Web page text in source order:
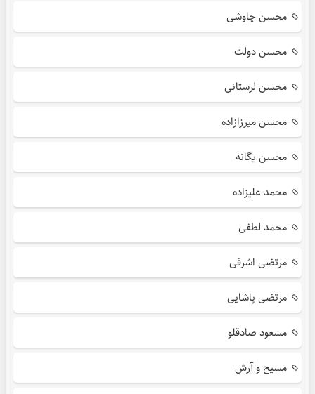
محسن چاوشی
محسن دولت
محسن لرستانی
محسن میرزازاده
محسن یگانه
محمد علیزاده
محمد لطفی
مرتضی اشرفی
مرتضی پاشایی
مسعود صادقلو
مسیح و آرش